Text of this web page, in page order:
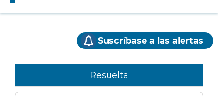
Suscríbase a las alertas
Resuelta